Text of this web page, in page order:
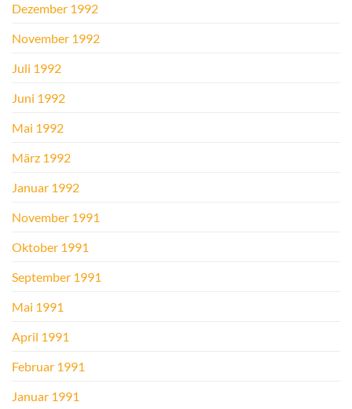
Dezember 1992
November 1992
Juli 1992
Juni 1992
Mai 1992
März 1992
Januar 1992
November 1991
Oktober 1991
September 1991
Mai 1991
April 1991
Februar 1991
Januar 1991